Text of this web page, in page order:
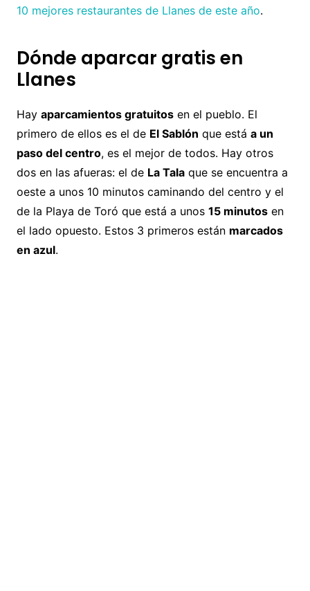
10 mejores restaurantes de Llanes de este año.
Dónde aparcar gratis en
Llanes
Hay aparcamientos gratuitosen el pueblo. El
primero de ellos es el de El Sablón que está a un
paso del centro, es el mejor de todos. Hay otros
dos en las afueras: el de La Talaque se encuentra a
oeste a unos 10 minutos caminando del centro y el
de la Playa de Toró que está a unos 15 minutosen
el lado opuesto. Estos 3 primeros están marcados
en azul.